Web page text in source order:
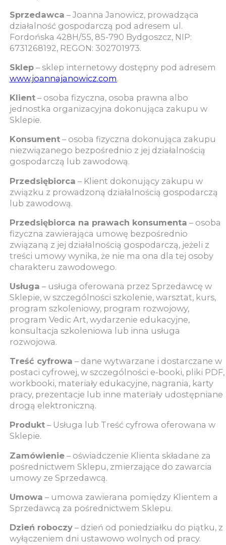
Sprzedawca – Joanna Janowicz, prowadząca
działalność gospodarczą pod adresem ul.
Fordońska 428H/55, 85-790 Bydgoszcz, NIP:
6731268192, REGON: 302701973.
Sklep– sklep internetowy dostępny pod adresem
www.joannajanowicz.com.
Klient– osoba fizyczna, osoba prawna albo
jednostka organizacyjna dokonująca zakupu w
Sklepie.
Konsument– osoba fizyczna dokonująca zakupu
niezwiązanego bezpośrednio z jej działalnością
gospodarczą lub zawodową.
Przedsiębiorca – Klient dokonujący zakupu w
związku z prowadzoną działalnością gospodarczą
lub zawodową.
Przedsiębiorca na prawach konsumenta – osoba
fizyczna zawierająca umowę bezpośrednio
związaną z jej działalnością gospodarczą, jeżeli z
treści umowy wynika, że nie ma ona dla tej osoby
charakteru zawodowego.
Usługa – usługa oferowana przez Sprzedawcę w
Sklepie, w szczególności szkolenie, warsztat, kurs,
program szkoleniowy, program rozwojowy,
program Vedic Art, wydarzenie edukacyjne,
konsultacja szkoleniowa lub inna usługa
rozwojowa.
Treść cyfrowa – dane wytwarzane i dostarczane w
postaci cyfrowej, w szczególności e-booki, pliki PDF,
workbooki, materiały edukacyjne, nagrania, karty
pracy, prezentacje lub inne materiały udostępniane
drogą elektroniczną.
Produkt– Usługa lub Treść cyfrowa oferowana w
Sklepie.
Zamówienie– oświadczenie Klienta składane za
pośrednictwem Sklepu, zmierzające do zawarcia
umowy ze Sprzedawcą.
Umowa – umowa zawierana pomiędzy Klientem a
Sprzedawcą za pośrednictwem Sklepu.
Dzień roboczy– dzień od poniedziałku do piątku, z
wyłączeniem dni ustawowo wolnych od pracy.